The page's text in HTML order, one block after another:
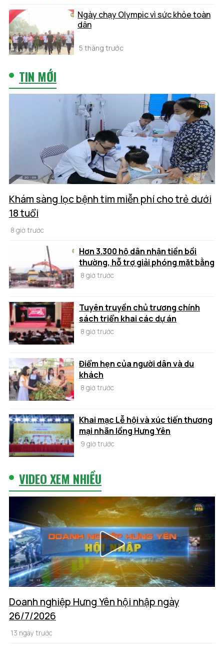
Ngày chạy Olympic vì sức khỏe toàn
dân
5 tháng trước
TIN MỚI
Khám sàng lọc bệnh tim miễn phí cho trẻ dưới
18 tuổi
8 giờ trước
Hơn 3.300 hộ dân nhận tiền bồi
thường, hỗ trợ giải phóng mặt bằng
8 giờ trước
Tuyên truyền chủ trương chính
sách triển khai các dự án
8 giờ trước
Điểm hẹn của người dân và du
khách
8 giờ trước
Khai mạc Lễ hội và xúc tiến thương
mại nhãn lồng Hưng Yên
9 giờ trước
VIDEO XEM NHIỀU
Doanh nghiệp Hưng Yên hội nhập ngày
26/7/2026
13 ngày trước